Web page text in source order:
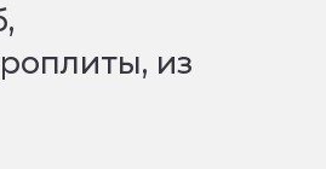
из